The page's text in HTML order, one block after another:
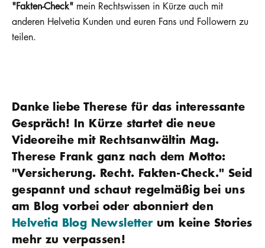
"Fakten-Check" mein Rechtswissen in Kürze auch mit
anderen Helvetia Kunden und euren Fans und Followern zu
teilen.
Danke liebe Therese für das interessante
Gespräch! In Kürze startet die neue
Videoreihe mit Rechtsanwältin Mag.
Therese Frank ganz nach dem Motto:
"Versicherung. Recht. Fakten-Check." Seid
gespannt und schaut regelmäßig bei uns
am Blog vorbei oder abonniert den
Helvetia Blog Newsletter um keine Stories
mehr zu verpassen!